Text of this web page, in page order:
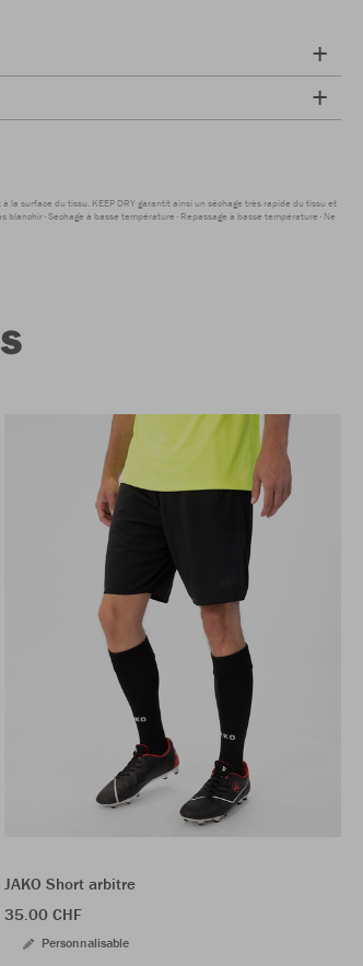
surface du tissu. KEEP DRY garantit ainsi un séchage très rapide du tissu et
blanchir Séchage à basse température Repassage à basse température Ne
JAKO Short arbitre
35.00 CHF
Personnalisable